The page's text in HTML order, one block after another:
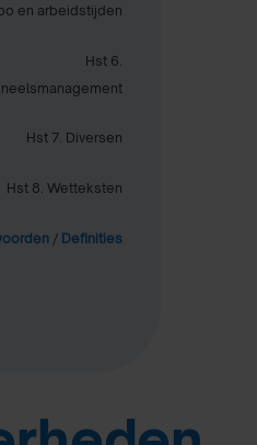
en arbeidstijden
Hst 6.
Hst 7. Diversen
Hst 8. Wetteksten
/ Definities